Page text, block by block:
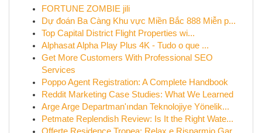
FORTUNE ZOMBIE jili
Dự đoán Ba Càng Khu vực Miền Bắc 888 Miễn p...
Top Capital District Flight Properties wi...
Alphasat Alpha Play Plus 4K - Tudo o que ...
Get More Customers With Professional SEO
Services
Poppo Agent Registration: A Complete Handbook
Reddit Marketing Case Studies: What We Learned
Arge Arge Departman'ından Teknolojiye Yönelik...
Petmate Replendish Review: Is It the Right Wate...